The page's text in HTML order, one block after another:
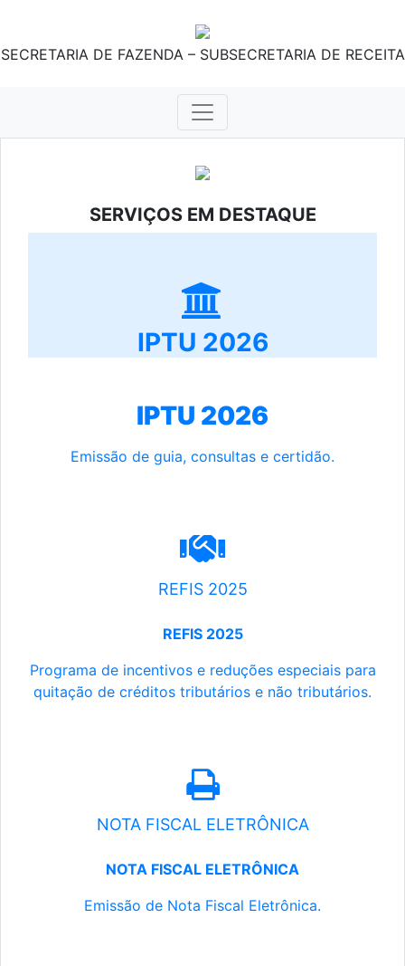
SECRETARIA DE FAZENDA – SUBSECRETARIA DE RECEITA
SERVIÇOS EM DESTAQUE
IPTU 2026
IPTU 2026
Emissão de guia, consultas e certidão.
REFIS 2025
REFIS 2025
Programa de incentivos e reduções especiais para
quitação de créditos tributários e não tributários.
NOTA FISCAL ELETRÔNICA
NOTA FISCAL ELETRÔNICA
Emissão de Nota Fiscal Eletrônica.